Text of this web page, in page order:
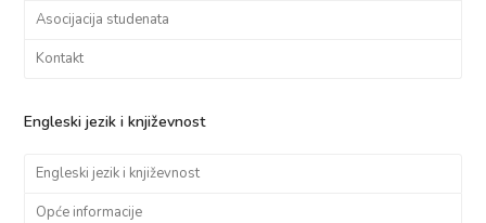
Asocijacija studenata
Kontakt
Engleski jezik i književnost
Engleski jezik i književnost
Opće informacije